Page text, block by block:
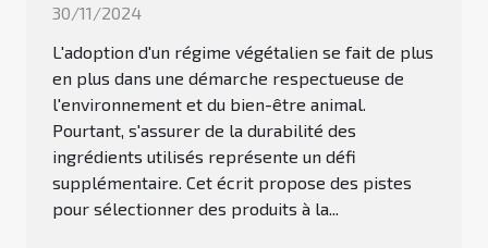
30/11/2024
L'adoption d'un régime végétalien se fait de plus
en plus dans une démarche respectueuse de
l'environnement et du bien-être animal.
Pourtant, s'assurer de la durabilité des
ingrédients utilisés représente un défi
supplémentaire. Cet écrit propose des pistes
pour sélectionner des produits à la...